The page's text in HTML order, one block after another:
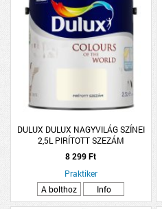
DULUX DULUX NAGYVILÁG SZÍNEI
2,5L PIRÍTOTT SZEZÁM
8 299 Ft
Praktiker
A bolthoz
Info